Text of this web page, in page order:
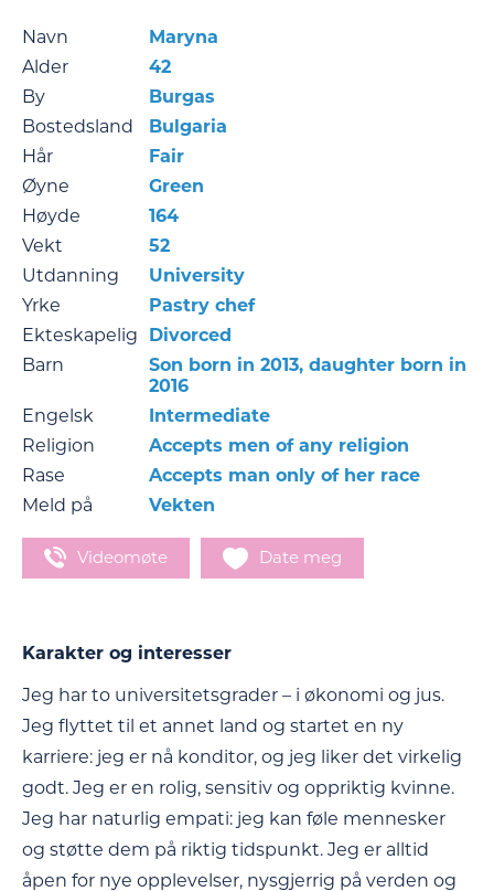
Navn
Maryna
Alder
42
By
Burgas
Bostedsland
Bulgaria
Hår
Fair
Øyne
Green
Høyde
164
Vekt
52
Utdanning
University
Yrke
Pastry chef
Ekteskapelig
Divorced
Barn
Son born in 2013, daughter born in
2016
Engelsk
Intermediate
Religion
Accepts men of any religion
Rase
Accepts man only of her race
Meld på
Vekten
Videomøte Date meg
Karakter og interesser
Jeg har to universitetsgrader – i økonomi og jus.
Jeg flyttet til et annet land og startet en ny
karriere: jeg er nå konditor, og jeg liker det virkelig
godt. Jeg er en rolig, sensitiv og oppriktig kvinne.
Jeg har naturlig empati: jeg kan føle mennesker
og støtte dem på riktig tidspunkt. Jeg er alltid
åpen for nye opplevelser, nysgjerrig på verden og